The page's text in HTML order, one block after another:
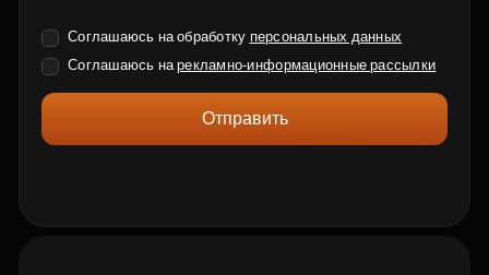
Соглашаюсь на обработку персональных данных
Соглашаюсь нарекламно-информационные рассылки
Отправить